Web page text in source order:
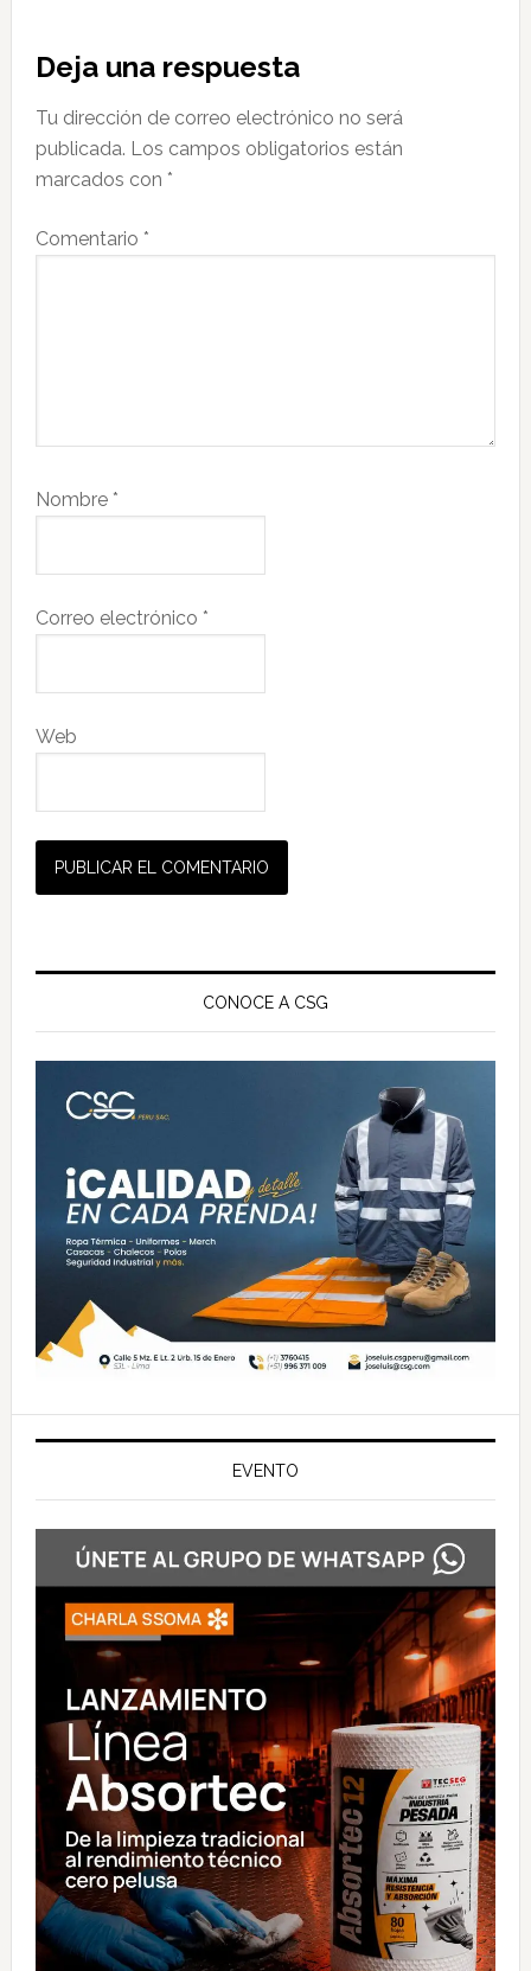
Interacciones
con
los
lectores
Deja una respuesta
Tu dirección de correo electrónico no será
publicada. Los campos obligatorios están
marcados con *
Comentario *
Nombre *
Correo electrónico *
Web
Barra
principal
CONOCE A CSG
EVENTO